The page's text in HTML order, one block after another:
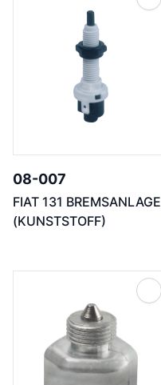
08-007
FIAT 131 BREMSANLAGE
(KUNSTSTOFF)